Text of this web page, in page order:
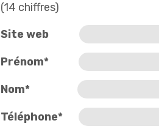
(14 chiffres)
Site web
Prénom*
Nom*
Téléphone*